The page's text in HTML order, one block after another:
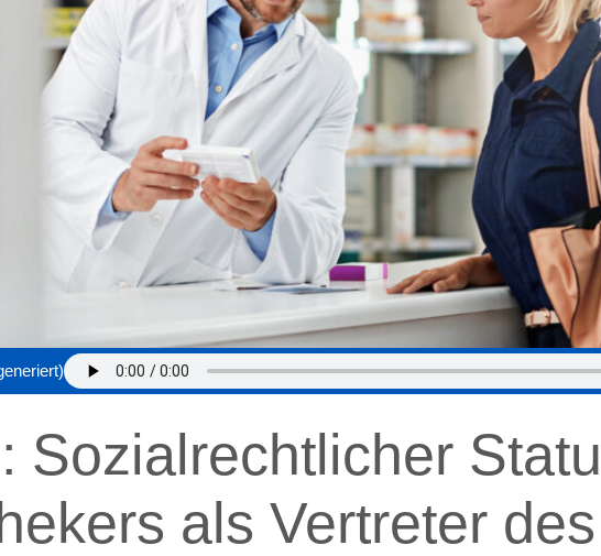
Sozialrechtlicher
als Vertreter des